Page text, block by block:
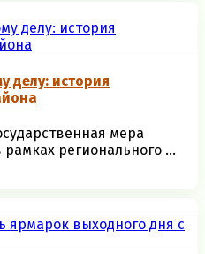
делу: история
мера
регионального ...